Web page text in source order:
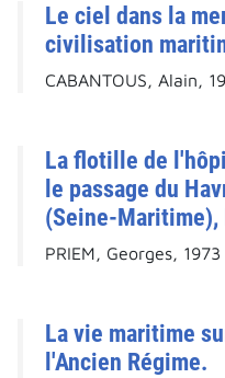
Le ciel dans la
civilisation
CABANTOUS, Alain,
La flotille de
le passage du
(Seine-Maritime),
PRIEM, Georges, 1973
La vie maritime
l'Ancien Régime.